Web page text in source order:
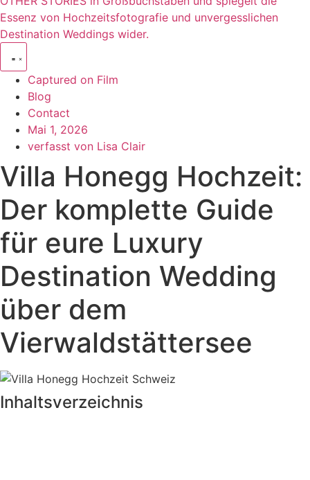
Captured on Film
Blog
Contact
Mai 1, 2026
verfasst von Lisa Clair
Villa Honegg Hochzeit:
Der komplette Guide
für eure Luxury
Destination Wedding
über dem
Vierwaldstättersee
Inhalts­verzeichnis